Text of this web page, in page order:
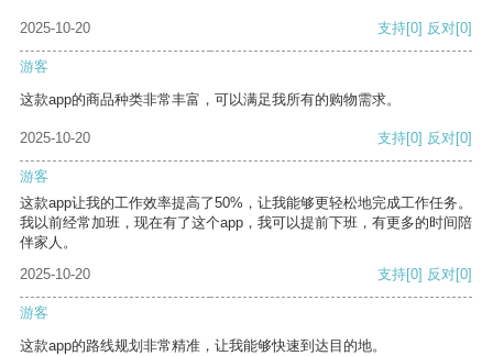
2025-10-20 支持[0] 反对[0]
游客
这款app的商品种类非常丰富，可以满足我所有的购物需求。
2025-10-20 支持[0] 反对[0]
游客
这款app让我的工作效率提高了50%，让我能够更轻松地完成工作任务。
我以前经常加班，现在有了这个app，我可以提前下班，有更多的时间陪
伴家人。
2025-10-20
支持[0] 反对[0]
游客
这款app的路线规划非常精准，让我能够快速到达目的地。